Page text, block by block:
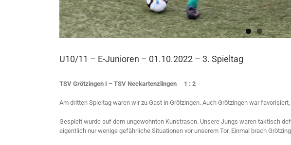
U10/11 – E-Junioren – 01.10.2022 – 3. Spieltag
TSV Grötzingen I – TSV Neckartenzlingen 1 : 2
Am dritten Spieltag waren wir zu Gast in Grötzingen. Auch Grötzingen war
Gespielt wurde auf dem ungewohnten Kunstrasen. Unsere Jungs waren taktisch
eigentlich nur wenige gefährliche Situationen vor unserem Tor. Einmal brach